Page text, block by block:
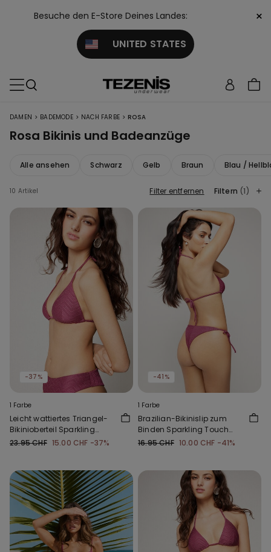
Besuche den E-Store Deines Landes:
UNITED STATES
×
DAMEN > BADEMODE > NACH FARBE > ROSA
Rosa Bikinis und Badeanzüge
Alle ansehen Schwarz Gelb Braun Blau /
10 Artikel Filter entfernen Filtern (1)
-37%
1 Farbe
Leicht wattiertes Triangel-
Bikinioberteil Sparkling
Touch Mauve
23.95 CHF 15.00 CHF -37%
-41%
1 Farbe
Brazilian-Bikinislip zum
Binden Sparkling Touch
Mauve
16.95 CHF 10.00 CHF -41%